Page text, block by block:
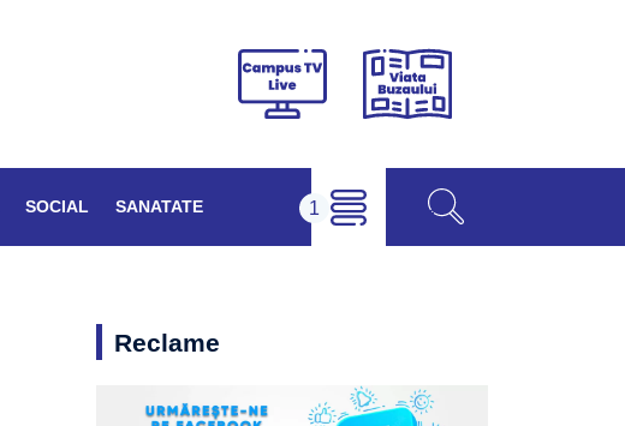
Campus
Viața
SOCIAL SANATATE
Reclame